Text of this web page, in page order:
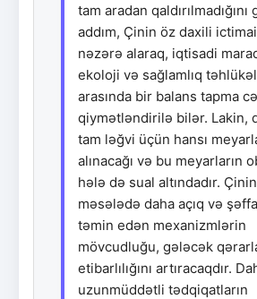
tam aradan
addım, Çinin öz daxili
nəzərə alaraq, iqtisadi
ekoloji və sağlamlıq
arasında bir balans tapma
qiymətləndirilə bilər. Lakin,
tam ləğvi üçün hansı
alınacağı və bu meyarların
hələ də sual altındadır.
məsələdə daha açıq və
təmin edən mexanizmlərin
mövcudluğu, gələcək
etibarlılığını artıracaqdır.
uzunmüddətli tədqiqatların